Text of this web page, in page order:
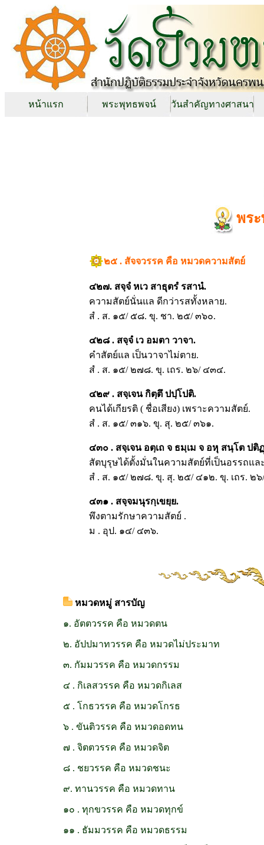
หน้าแรก พระพุทธพจน์ วันสำคัญทางศาสนา
พร
๒๕ . สัจจวรรค คือ หมวดความสัตย์
๔๒๗. สจฺจํ หเว สาธุตรํ รสานํ.
ความสัตย์นั่นแล ดีกว่ารสทั้งหลาย.
สํ . ส. ๑๕/ ๕๘. ขุ. ชา. ๒๕/ ๓๖๐.
๔๒๘ . สจฺจํ เว อมตา วาจา.
คำสัตย์แล เป็นวาจาไม่ตาย.
สํ . ส. ๑๕/ ๒๗๘. ขุ. เถร. ๒๖/ ๔๓๔.
๔๒๙ . สจฺเจน กิตฺตึ ปปฺโปติ.
คนได้เกียรติ ( ชื่อเสียง) เพราะความสัตย์.
สํ . ส. ๑๕/ ๓๑๖. ขุ. สุ. ๒๕/ ๓๖๑.
๔๓๐ . สจฺเจน อตฺเถ จ ธมฺเม จ อหุ สนฺโต ปติ
สัตบุรุษได้ตั้งมั่นในความสัตย์ที่เป็นอรรถแล
สํ . ส. ๑๕/ ๒๗๘. ขุ. สุ. ๒๕/ ๔๑๒. ขุ. เถร. ๒
๔๓๑ . สจฺจมนุรกฺเขยฺย.
พึงตามรักษาความสัตย์ .
ม . อุป. ๑๔/ ๔๓๖.
หมวดหมู่ สารบัญ
๑. อัตตวรรค คือ หมวดตน
๒. อัปปมาทวรรค คือ หมวดไม่ประมาท
๓. กัมมวรรค คือ หมวดกรรม
๔ . กิเลสวรรค คือ หมวดกิเลส
๕ . โกธวรรค คือ หมวดโกรธ
๖ . ขันติวรรค คือ หมวดอดทน
๗ . จิตตวรรค คือ หมวดจิต
๘ . ชยวรรค คือ หมวดชนะ
๙. ทานวรรค คือ หมวดทาน
๑๐ . ทุกขวรรค คือ หมวดทุกข์
๑๑ . ธัมมวรรค คือ หมวดธรรม